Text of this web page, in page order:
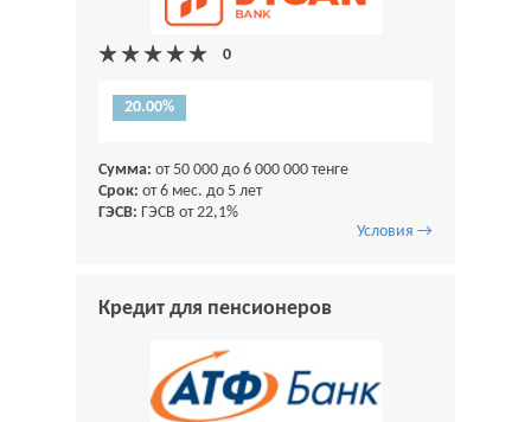
20.00%
Сумма: от 50 000 до 6 000 000 тенге
Срок: от 6 мес. до 5 лет
ГЭСВ: ГЭСВ от 22,1%
Условия →
Кредит для пенсионеров